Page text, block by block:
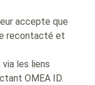
accepte que
recontacté et
les liens
OMEA ID.